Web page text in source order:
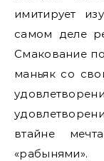
имитирует
самом деле
Смакование
маньяк со
втайне
«рабынями».